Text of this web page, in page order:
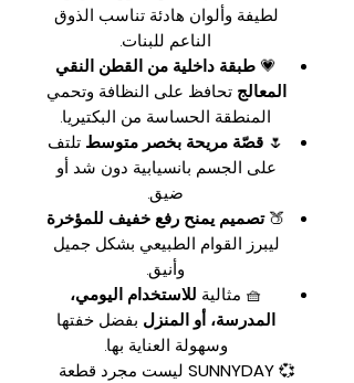
لطيفة وألوان هادئة تناسب الذوق
الناعم للبنات.
💗 طبقة داخلية من القطن النقي
المعالج تحافظ على النظافة وتحمي
المنطقة الحساسة من البكتيريا.
🌷 قصّة مريحة بخصر متوسط تلتف
على الجسم بانسيابية دون شد أو
ضيق.
🍑تصميم يمنح رفع خفيف للمؤخرة
ليبرز القوام الطبيعي بشكل جميل
وأنيق.
🧺 مثالية للاستخدام اليومي،
المدرسة، أو المنزل بفضل خفتها
وسهولة العناية بها.
💞
SUNNYDAY ليست مجرد قطعة